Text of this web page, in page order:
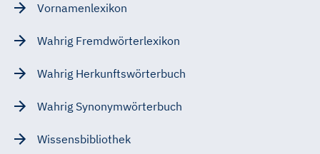
Vornamenlexikon
Wahrig Fremdwörterlexikon
Wahrig Herkunftswörterbuch
Wahrig Synonymwörterbuch
Wissensbibliothek